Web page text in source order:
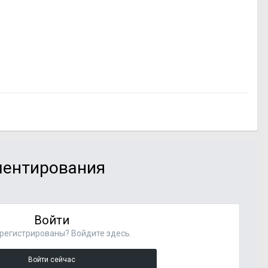
Войти
Войдите здесь.
Войти сейчас